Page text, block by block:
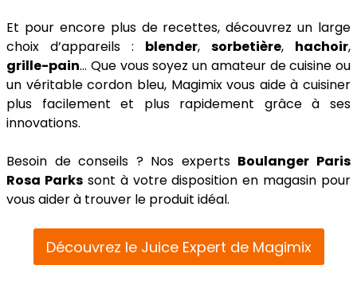
Et pour encore plus de recettes, découvrez un large
choix d’appareils : blender, sorbetière, hachoir,
grille-pain... Que vous soyez un amateur de cuisine ou
un véritable cordon bleu, Magimix vous aide à cuisiner
plus facilement et plus rapidement grâce à ses
innovations.
Besoin de conseils ? Nos experts Boulanger Paris
Rosa Parkssont à votre disposition en magasin pour
vous aider à trouver le produit idéal.
Découvrez le Juice Expert de Magimix